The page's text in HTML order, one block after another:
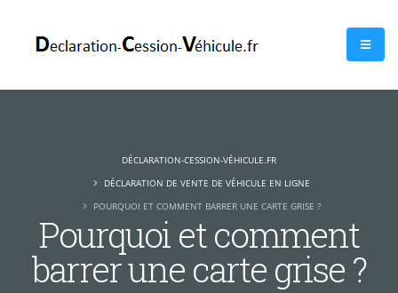
Pourquoi et comment
barrer une carte grise ?
DÉCLARATION-CESSION-VÉHICULE.FR
DÉCLARATION DE VENTE DE VÉHICULE EN LIGNE
POURQUOI ET COMMENT BARRER UNE CARTE GRISE ?